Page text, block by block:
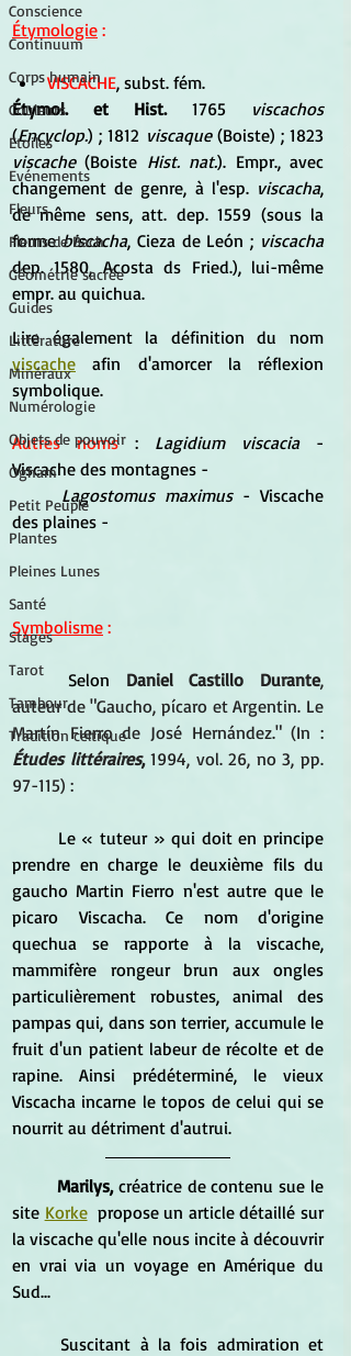
Conscience
Continuum
Corps humain
Couleurs
Etoiles
Evénements
Fleurs
Fleurs de Bach
Géométrie sacrée
Guides
Littérature
Minéraux
Numérologie
Objets de pouvoir
Ogham
Petit Peuple
Plantes
Pleines Lunes
Santé
Stages
Tarot
Tambour
Tradition celtique
Étymologie :
VISCACHE, subst. fém.
Étymol. et Hist. 1765 viscachos
(Encyclop.) ; 1812 viscaque
viscache (Boiste Hist. nat.). Empr., avec
changement de genre, à l'esp. viscacha,
de même sens, att. dep. 1559 (sous la
forme biscacha, Cieza de León ; viscacha
dep. 1580, Acosta ds Fried.), lui-même
empr. au quichua.
viscache afin d'amorcer la réflexion
symbolique.
Autres noms : Lagidium viscacia -
Viscache des montagnes -
Lagostomus maximus - Viscache
des plaines -
Symbolisme :
	Selon
Daniel Castillo Durante,
auteur de "Gaucho, pícaro et Argentin. Le
Études littéraires, 1994, vol. 26, no 3, pp.
97-115) :
prendre en charge le deuxième fils du
gaucho Martin Fierro n'est autre que le
picaro Viscacha. Ce nom d'origine
quechua se rapporte à la viscache,
mammifère rongeur brun aux ongles
particulièrement robustes, animal des
pampas qui, dans son terrier, accumule le
fruit d'un patient labeur de récolte et de
rapine. Ainsi prédéterminé, le vieux
Viscacha incarne le topos de celui qui se
nourrit au détriment d'autrui.
Marilys, créatrice de contenu sue le
site Korke
  propose un article détaillé sur
la viscache qu'elle nous incite à découvrir
en vrai via un voyage en Amérique du
Sud...
Suscitant à la fois admiration et